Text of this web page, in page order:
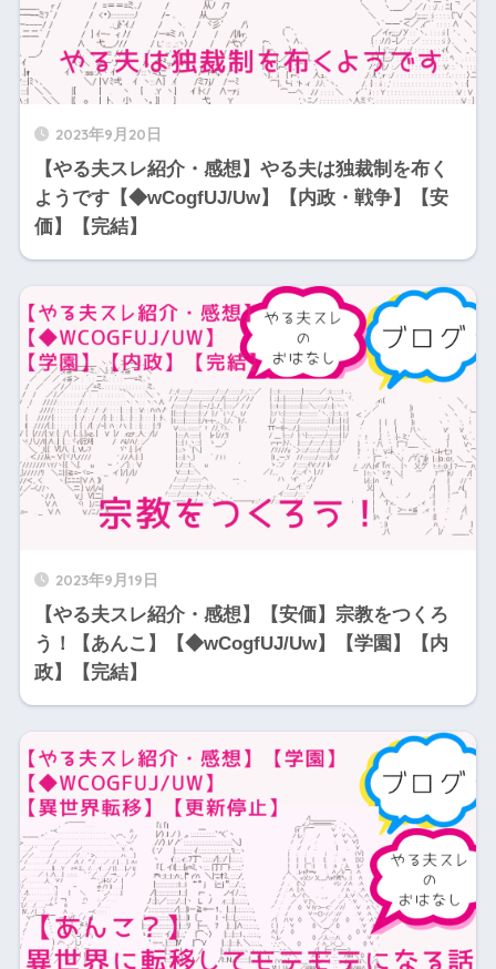
2023年9月20日
【やる夫スレ紹介・感想】やる夫は独裁制を布く
ようです【◆wCogfUJ/Uw】【内政・戦争】【安
価】【完結】
2023年9月19日
【やる夫スレ紹介・感想】【安価】宗教をつくろ
う！【あんこ】【◆wCogfUJ/Uw】【学園】【内
政】【完結】